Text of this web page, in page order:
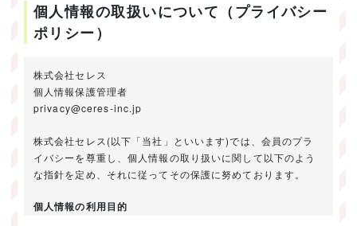
個人情報の取扱いについて（プライバシー
ポリシー）
株式会社セレス
個人情報保護管理者
privacy@ceres-inc.jp
株式会社セレス(以下「当社」といいます)では、会員のプラ
イバシーを尊重し、個人情報の取り扱いに関して以下のよう
な指針を定め、それに従ってその保護に努めております。
個人情報の利用目的